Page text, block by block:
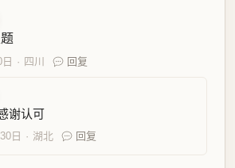
四川 回复
谢认可
日 湖北 回复